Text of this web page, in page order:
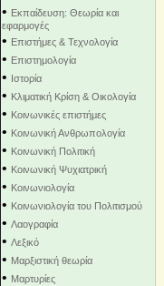
• Εκπαίδευση: Θεωρία και
εφαρμογές
• Επιστήμες & Τεχνολογία
• Επιστημολογία
• Ιστορία
• Κλιματική Κρίση & Οικολογία
• Κοινωνικές επιστήμες
• Κοινωνική Ανθρωπολογία
• Κοινωνική Πολιτική
• Κοινωνική Ψυχιατρική
• Κοινωνιολογία
• Κοινωνιολογία του Πολιτισμού
• Λαογραφία
• Λεξικό
• Μαρξιστική θεωρία
• Μαρτυρίες